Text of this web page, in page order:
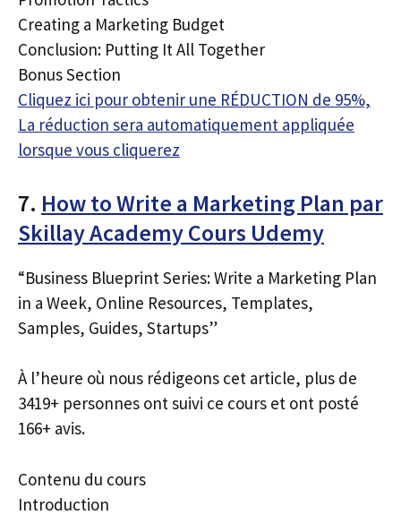
Creating a Marketing Budget
Conclusion: Putting It All Together
Bonus Section
Cliquez ici pour obtenir une RÉDUCTION de 95%,
La réduction sera automatiquement appliquée
lorsque vous cliquerez
7. How to Write a Marketing Plan par
Skillay Academy Cours Udemy
“Business Blueprint Series: Write a Marketing Plan
in a Week, Online Resources, Templates,
Samples, Guides, Startups”
À l’heure où nous rédigeons cet article, plus de
3419+ personnes ont suivi ce cours et ont posté
166+ avis.
Contenu du cours
Introduction